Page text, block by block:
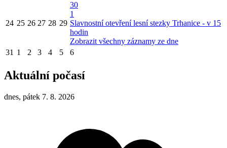
24 25 26 27 28 29
30
1
Slavnostní otevření lesní stezky Trhanice - v 15
hodin
Zobrazit všechny záznamy ze dne
31 1 2 3 4 5 6
Aktuální počasí
dnes, pátek 7. 8. 2026